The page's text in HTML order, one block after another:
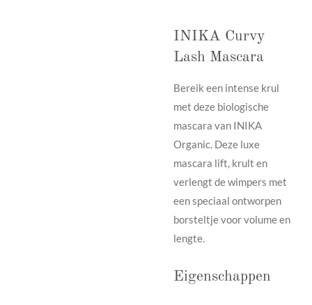
INIKA Curvy
Lash Mascara
Bereik een intense krul
met deze biologische
mascara van INIKA
Organic. Deze luxe
mascara lift, krult en
verlengt de wimpers met
een speciaal ontworpen
borsteltje voor volume en
lengte.
Eigenschappen